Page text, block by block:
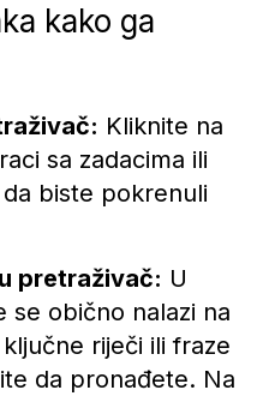
kako ga
Kliknite na
sa zadacima ili
biste pokrenuli
pretraživač: U
se obično nalazi na
riječi ili fraze
da pronađete. Na